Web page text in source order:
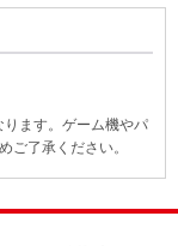
ます。ゲーム機やパ
ご了承ください。